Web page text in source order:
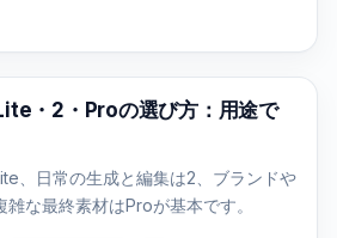
・2・Proの選び方：用途で
、日常の生成と編集は2、ブランドや
な最終素材はProが基本です。